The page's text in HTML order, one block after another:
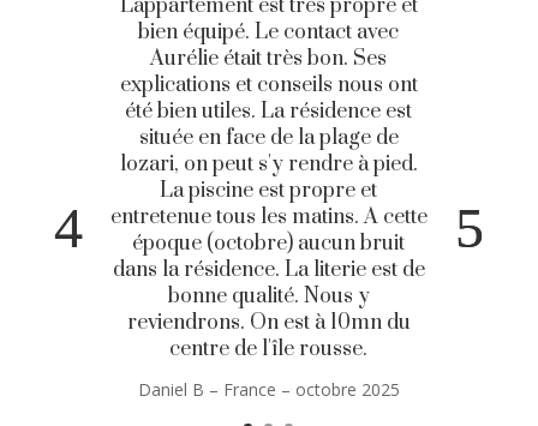
L'appartement est très propre et
bien équipé. Le contact avec
Aurélie était très bon. Ses
explications et conseils nous ont
été bien utiles. La résidence est
située en face de la plage de
lozari, on peut s'y rendre à pied.
La piscine est propre et
entretenue tous les matins. A cette
époque (octobre) aucun bruit
dans la résidence. La literie est de
bonne qualité. Nous y
reviendrons. On est à 10mn du
centre de l'île rousse.
Daniel B – France – octobre 2025